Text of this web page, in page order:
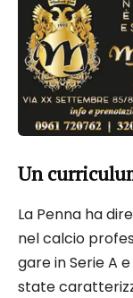
Un
La Penna ha
nel calcio
gare in Serie A e
state